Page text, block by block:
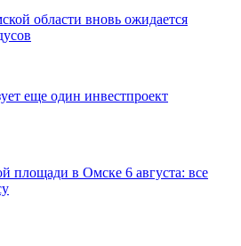
области вновь ожидается
еще один инвестпроект
площади в Омске 6 августа: все